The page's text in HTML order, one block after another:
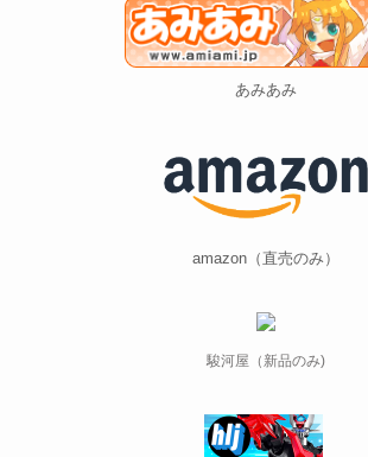
あみあみ
amazon（直売のみ）
駿河屋（新品のみ)